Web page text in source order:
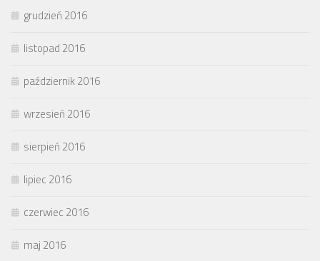
grudzień 2016
listopad 2016
październik 2016
wrzesień 2016
sierpień 2016
lipiec 2016
czerwiec 2016
maj 2016